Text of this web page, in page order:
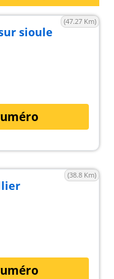
(47.27 Km)
sioule
(38.8 Km)